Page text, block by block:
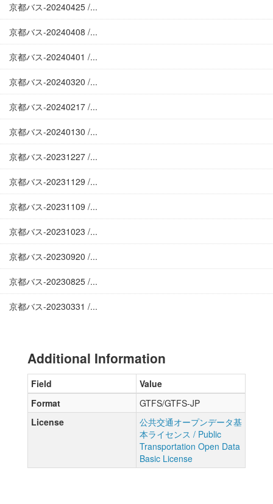
京都バス-20240425 /...
京都バス-20240408 /...
京都バス-20240401 /...
京都バス-20240320 /...
京都バス-20240217 /...
京都バス-20240130 /...
京都バス-20231227 /...
京都バス-20231129 /...
京都バス-20231109 /...
京都バス-20231023 /...
京都バス-20230920 /...
京都バス-20230825 /...
京都バス-20230331 /...
Additional Information
Field
Value
Format
GTFS/GTFS-JP
License
公共交通オープンデータ基
本ライセンス / Public
Transportation Open Data
Basic License